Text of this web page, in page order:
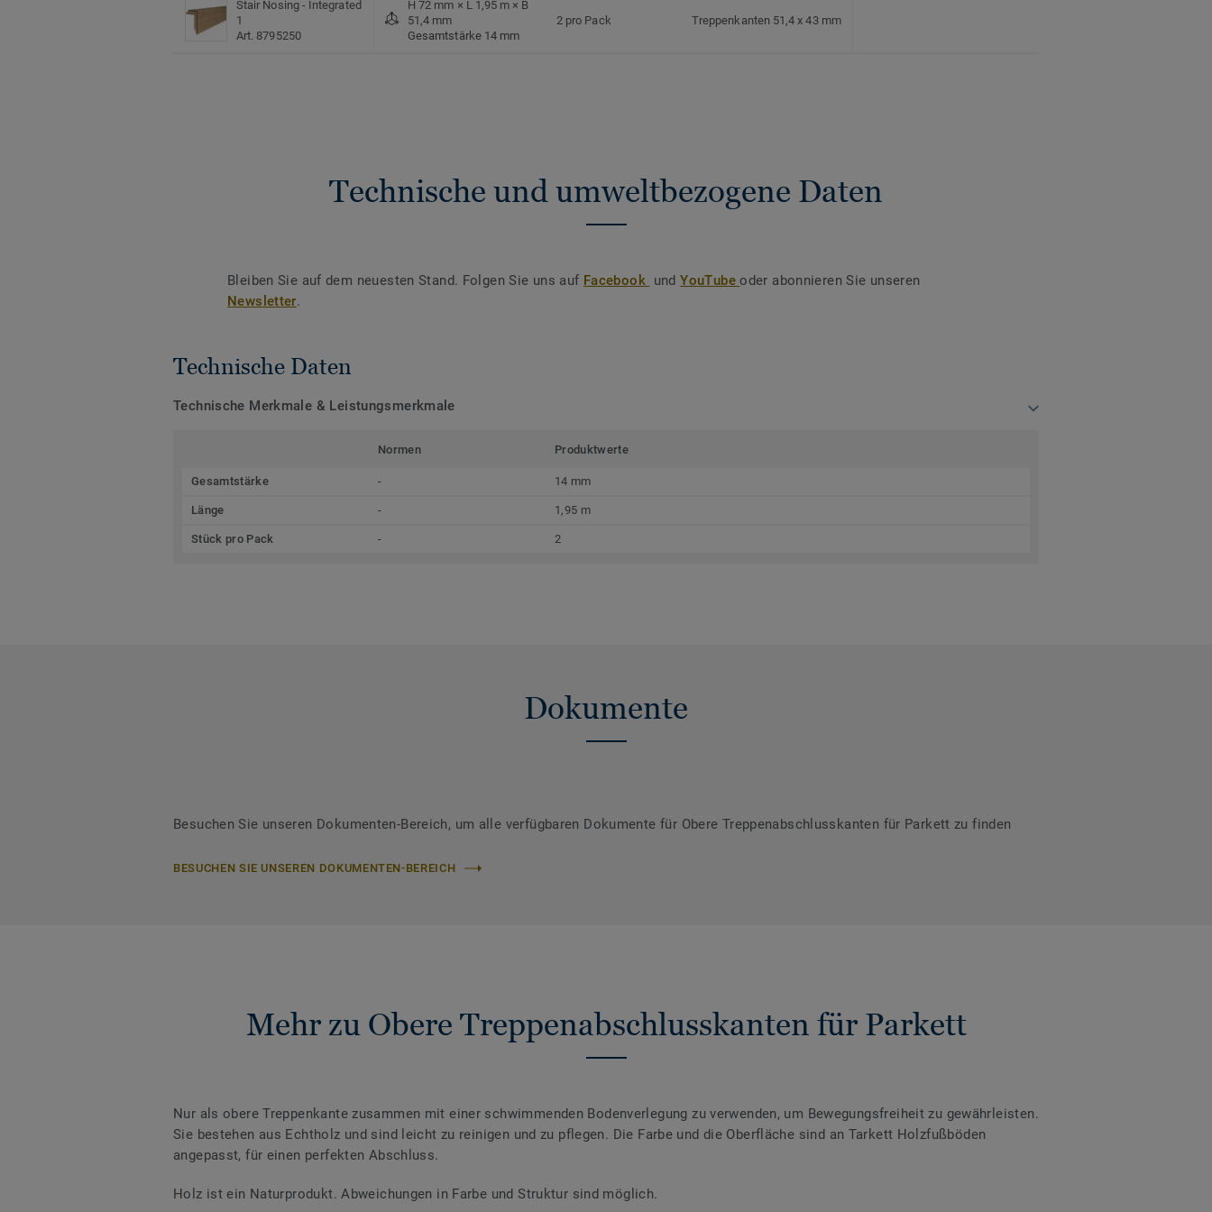
Stair Nosing - Integrated
1
Art. 8795250
H 72 mm × L 1,95 m × B
51,4 mm
Gesamtstärke 14 mm
2 pro Pack Treppenkanten 51,4 x 43 mm
Technische und umweltbezogene Daten
Bleiben Sie auf dem neuesten Stand. Folgen Sie uns auf Facebook undYouTubeoder abonnieren Sie unseren
Newsletter.
Technische Daten
Technische Merkmale & Leistungsmerkmale
Normen Produktwerte
Gesamtstärke - 14 mm
Länge - 1,95 m
Stück pro Pack - 2
Dokumente
Besuchen Sie unseren Dokumenten-Bereich, um alle verfügbaren Dokumente für Obere Treppenabschlusskanten für Parkett zu finden
BESUCHEN SIE UNSEREN DOKUMENTEN-BEREICH
Mehr zu Obere Treppenabschlusskanten für Parkett
Nur als obere Treppenkante zusammen mit einer schwimmenden Bodenverlegung zu verwenden, um Bewegungsfreiheit zu gewährleisten.
Sie bestehen aus Echtholz und sind leicht zu reinigen und zu pflegen. Die Farbe und die Oberfläche sind an Tarkett Holzfußböden
angepasst, für einen perfekten Abschluss.
Holz ist ein Naturprodukt. Abweichungen in Farbe und Struktur sind möglich.